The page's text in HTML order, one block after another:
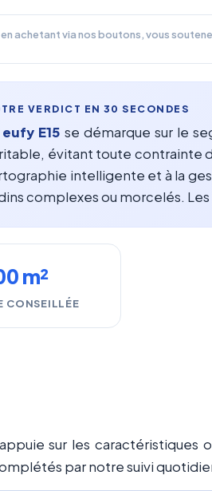
achetant via nos boutons, vous
VERDICT EN 30 SECONDES
eufy E15 se démarque sur le
évitant toute contrainte
intelligente et à la
complexes ou morcelés.
m²
CONSEILLÉE
sur les
par notre suivi